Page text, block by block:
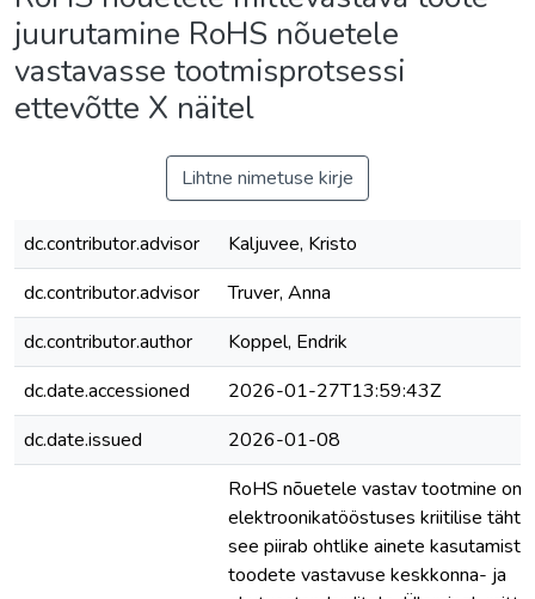
juurutamine RoHS nõuetele
vastavasse tootmisprotsessi
ettevõtte X näitel
Lihtne nimetuse kirje
dc.contributor.advisor
Kaljuvee, Kristo
dc.contributor.advisor
Truver, Anna
dc.contributor.author
Koppel, Endrik
dc.date.accessioned
2026-01-27T13:59:43Z
dc.date.issued
2026-01-08
RoHS nõuetele vastav tootmine on
elektroonikatööstuses kriitilise
see piirab ohtlike ainete kasutamist
toodete vastavuse keskkonna- ja